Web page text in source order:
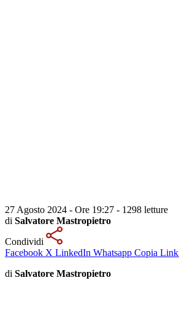
27 Agosto 2024 - Ore 19:27 - 1298 letture
di Salvatore Mastropietro
Condividi
Facebook X LinkedIn Whatsapp Copia Link
di Salvatore Mastropietro